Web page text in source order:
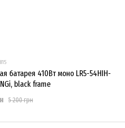
батарея 410Вт моно LR5-54HIH-
black frame
5 200 грн